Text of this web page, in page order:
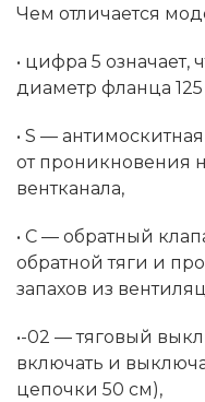
Чем отличается
• цифра 5 означает,
диаметр фланца
• S —
от проникновения
вентканала,
• С — обратный
обратной тяги и
запахов из
•-02 — тяговый
включать и
цепочки 50 см),